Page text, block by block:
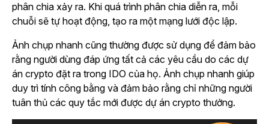
phân chia xảy ra. Khi quá trình phân chia diễn ra, mỗi
chuỗi sẽ tự hoạt động, tạo ra một mạng lưới độc lập.
Ảnh chụp nhanh cũng thường được sử dụng để đảm bảo
rằng người dùng đáp ứng tất cả các yêu cầu do các dự
án crypto đặt ra trong IDO của họ. Ảnh chụp nhanh giúp
duy trì tính công bằng và đảm bảo rằng chỉ những người
tuân thủ các quy tắc mới được dự án crypto thưởng.